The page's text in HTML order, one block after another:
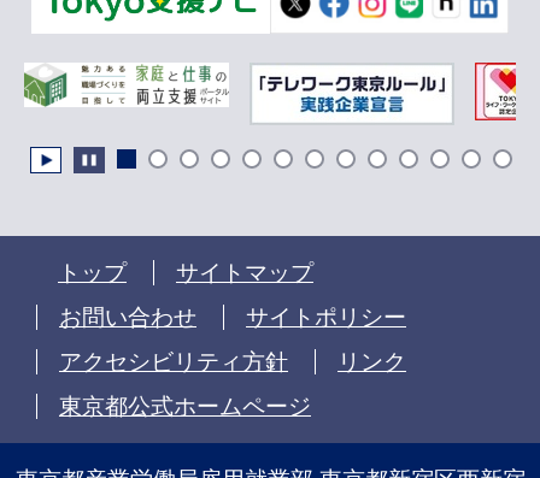
トップ
サイトマップ
お問い合わせ
サイトポリシー
アクセシビリティ方針
リンク
東京都公式ホームページ